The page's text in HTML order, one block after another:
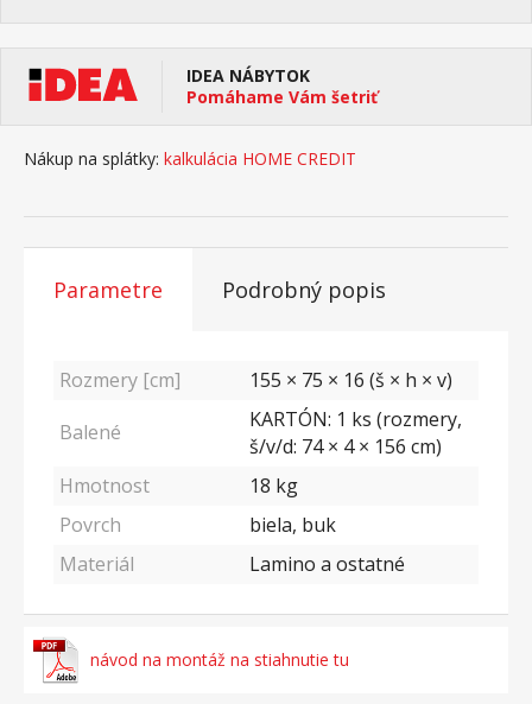
IDEA NÁBYTOK
Pomáhame Vám šetriť
Nákup na splátky: kalkulácia HOME CREDIT
Parametre Podrobný popis
Rozmery [cm]
155 × 75 × 16 (š × h × v)
Balené
KARTÓN: 1 ks (rozmery,
š/v/d: 74 × 4 × 156 cm)
Hmotnost
18 kg
Povrch
biela, buk
Materiál
Lamino a ostatné
návod na montáž na stiahnutie tu